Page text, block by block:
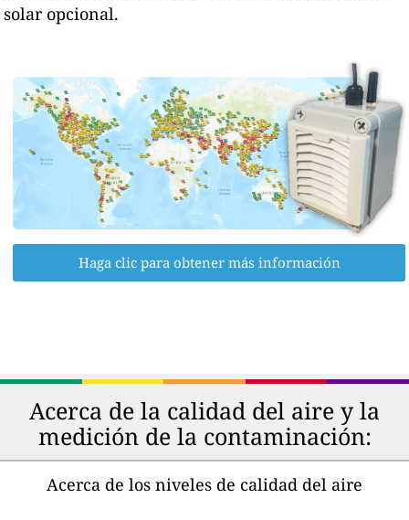
solar opcional.
Haga clic para obtener más información
Acerca de la calidad del aire y la
medición de la contaminación:
Acerca de los niveles de calidad del aire